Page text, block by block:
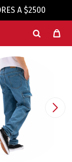
A $2500